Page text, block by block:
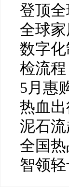
登顶
全球
数字
检流程
5月惠
热血
泥石
全国
智领